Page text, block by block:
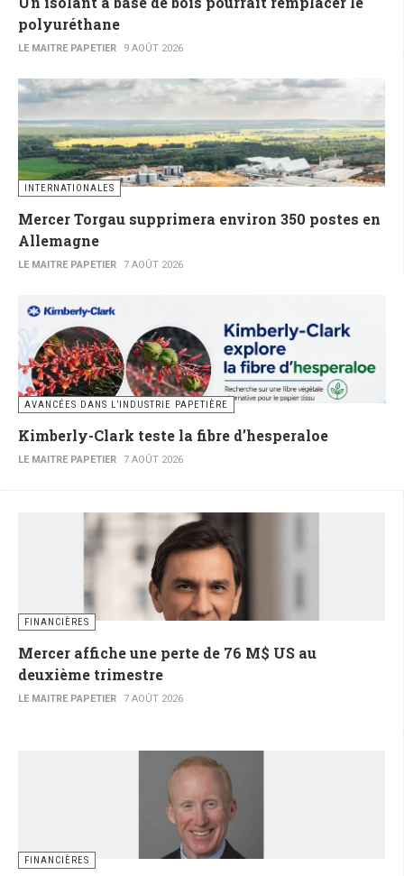
polyuréthane
LE MAITRE PAPETIER 9 AOÛT 2026
INTERNATIONALES
Mercer Torgau supprimera environ 350 postes en
Allemagne
LE MAITRE PAPETIER 7 AOÛT 2026
AVANCÉES DANS L’INDUSTRIE PAPETIÈRE
Kimberly-Clark teste la fibre d’hesperaloe
LE MAITRE PAPETIER 7 AOÛT 2026
FINANCIÈRES
Mercer affiche une perte de 76 M$ US au
deuxième trimestre
LE MAITRE PAPETIER 7 AOÛT 2026
FINANCIÈRES